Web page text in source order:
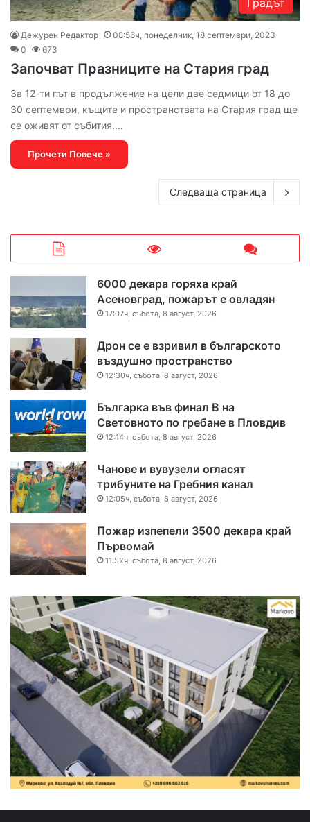
Градът
Дежурен Редактор
08:56ч, понеделник, 18 септември, 2023
0
673
Започват Празниците на Стария град
За 12-ти път в продължение на цели две седмици от 18 до
30 септември, къщите и пространствата на Стария град ще
се оживят от събития.…
Прочети Повече »
Следваща страница
6000 декара горяха край
Асеновград, пожарът е овладян
17:07ч, събота, 8 август, 2026
Дрон се е взривил в българското
въздушно пространство
12:30ч, събота, 8 август, 2026
Българка във финал B на
Световното по гребане в Пловдив
12:14ч, събота, 8 август, 2026
Чанове и вувузели огласят
трибуните на Гребния канал
12:05ч, събота, 8 август, 2026
Пожар изпепели 3500 декара край
Първомай
11:52ч, събота, 8 август, 2026